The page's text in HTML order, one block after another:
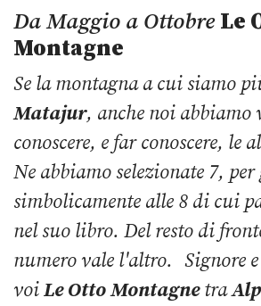
Da Maggio a OttobreLe
Montagne
Se la montagna a cui siamo
Matajur, anche noi abbiamo
conoscere, e far conoscere, le
Ne abbiamo selezionate 7,
simbolicamente alle 8 di cui
nel suo libro. Del resto di
numero vale l'altro. Signore
voiLe Otto Montagnetra